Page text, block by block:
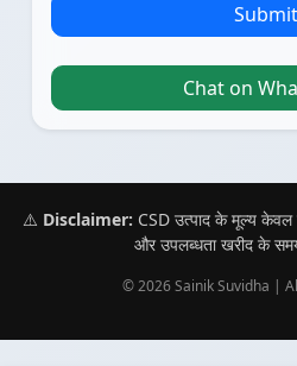
Submit
Chat on
⚠️ Disclaimer: CSD उत्पाद के मूल्य केवल
और उपलब्धता खरीद के
© 2026 Sainik Suvidha |